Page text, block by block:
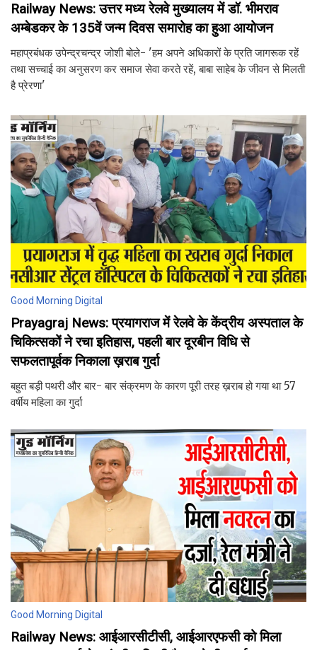
Railway News: उत्तर मध्य रेलवे मुख्यालय में डॉ. भीमराव
अम्बेडकर के 135वें जन्म दिवस समारोह का हुआ आयोजन
महाप्रबंधक उपेन्द्रचन्द्र जोशी बोले- 'हम अपने अधिकारों के प्रति जागरूक रहें
तथा सच्चाई का अनुसरण कर समाज सेवा करते रहें, बाबा साहेब के जीवन से मिलती
है प्रेरणा'
Good Morning Digital
Prayagraj News: प्रयागराज में रेलवे के केंद्रीय अस्पताल के
चिकित्सकों ने रचा इतिहास, पहली बार दूरबीन विधि से
सफलतापूर्वक निकाला ख़राब गुर्दा
बहुत बड़ी पथरी और बार- बार संक्रमण के कारण पूरी तरह ख़राब हो गया था 57
वर्षीय महिला का गुर्दा
Good Morning Digital
Railway News: आईआरसीटीसी, आईआरएफसी को मिला